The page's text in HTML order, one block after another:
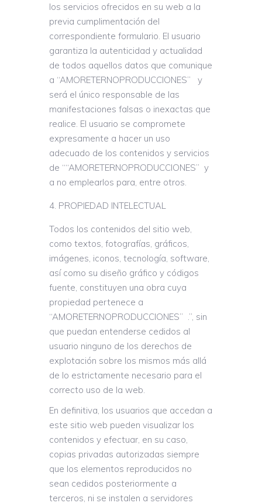
los servicios ofrecidos en su web a la
previa cumplimentación del
correspondiente formulario. El usuario
garantiza la autenticidad y actualidad
de todos aquellos datos que comunique
a “AMORETERNOPRODUCCIONES” y
será el único responsable de las
manifestaciones falsas o inexactas que
realice. El usuario se compromete
expresamente a hacer un uso
adecuado de los contenidos y servicios
de ““AMORETERNOPRODUCCIONES” y
a no emplearlos para, entre otros.
PROPIEDAD INTELECTUAL
Todos los contenidos del sitio web,
como textos, fotografías, gráficos,
imágenes, iconos, tecnología, software,
así como su diseño gráfico y códigos
fuente, constituyen una obra cuya
propiedad pertenece a
“AMORETERNOPRODUCCIONES” .”, sin
que puedan entenderse cedidos al
usuario ninguno de los derechos de
explotación sobre los mismos más allá
de lo estrictamente necesario para el
correcto uso de la web.
En definitiva, los usuarios que accedan a
este sitio web pueden visualizar los
contenidos y efectuar, en su caso,
copias privadas autorizadas siempre
que los elementos reproducidos no
sean cedidos posteriormente a
terceros, ni se instalen a servidores